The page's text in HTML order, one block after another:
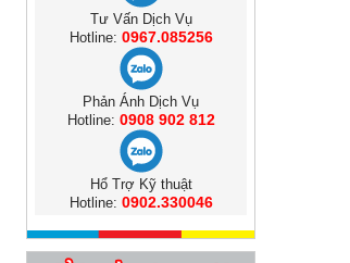
Tư Vấn Dịch Vụ
Hotline: 0967.085256
Phản Ánh Dịch Vụ
Hotline: 0908 902 812
Hổ Trợ Kỹ thuật
Hotline: 0902.330046